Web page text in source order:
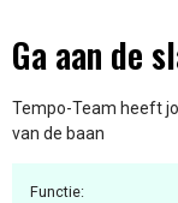
Ga aan de
Tempo-Team heeft
van de baan
Functie: